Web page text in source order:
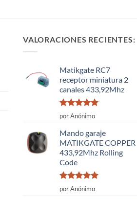
VALORACIONES RECIENTES:
Matikgate RC7
receptor miniatura 2
canales 433,92Mhz
Valorado
con
por Anónimo
Mando garaje
MATIKGATE COPPER
433,92Mhz Rolling
Code
Valorado
con
por Anónimo